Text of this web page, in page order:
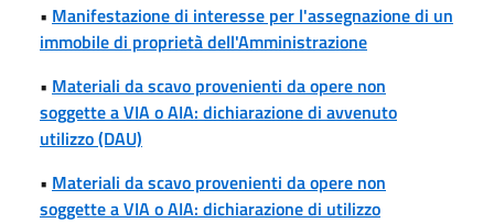
• Manifestazione di interesse per l'assegnazione di un
immobile di proprietà dell'Amministrazione
• Materiali da scavo provenienti da opere non
soggette a VIA o AIA: dichiarazione di avvenuto
utilizzo (DAU)
• Materiali da scavo provenienti da opere non
soggette a VIA o AIA: dichiarazione di utilizzo